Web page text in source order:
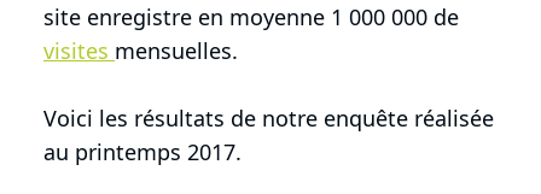
site enregistre en moyenne 1 000 000 de
visites mensuelles.
Voici les résultats de notre enquête réalisée
au printemps 2017.